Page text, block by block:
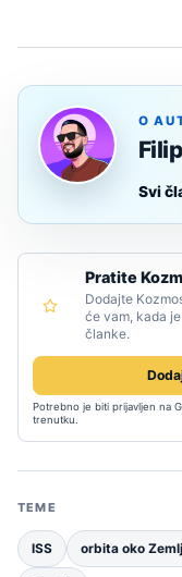
O
Filip
Svi
Pratite
Dodajte
će vam, kada
članke.
Potrebno je biti prijavljen na
trenutku.
TEME
ISS orbita oko